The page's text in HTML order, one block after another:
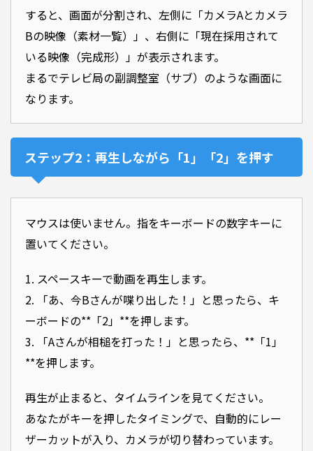
すると、画面が分割され、左側に「カメラAとカメラ
Bの映像（素材一覧）」、右側に「現在採用されて
いる映像（完成形）」が表示されます。
まるでテレビ局の副調整室（サブ）のような画面に
なります。
ステップ2：再生しながら「1」「2」を押す
マウスは使いません。指をキーボードの数字キーに
置いてください。
1. スペースキーで動画を再生します。
2. 「あ、今Bさんが喋り出した！」と思ったら、キ
ーボードの**「2」**を押します。
3. 「Aさんが相槌を打った！」と思ったら、**「1」
**を押します。
再生が止まると、タイムラインを見てください。
あなたがキーを押したタイミングで、自動的にレー
ザーカットが入り、カメラが切り替わっています。